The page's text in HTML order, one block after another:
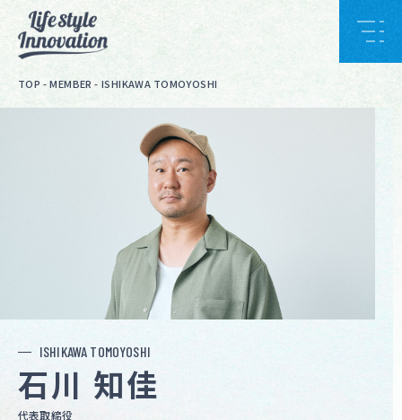
TOP - MEMBER - ISHIKAWA TOMOYOSHI
ISHIKAWA TOMOYOSHI
石川 知佳
代表取締役